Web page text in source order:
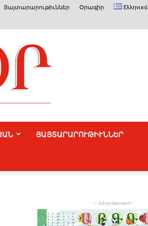
Յայտարարութիւններ Օրագիր Ελληνικά
ՅԱՅՏԱՐԱՐՈՒԹԻՒՆՆԵՐ
- Advertisement -